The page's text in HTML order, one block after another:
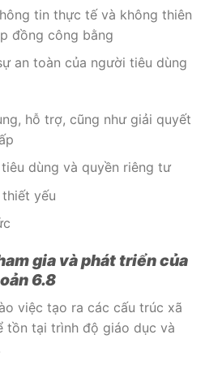
tin thực tế và không thiên
đồng công bằng
an toàn của người tiêu dùng
hỗ trợ, cũng như giải quyết
dùng và quyền riêng tư
yếu
gia và phát triển của
6.8
việc tạo ra các cấu trúc xã
tồn tại trình độ giáo dục và